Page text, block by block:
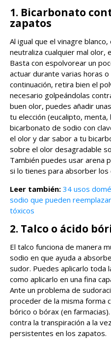
1. Bicarbonato
zapatos
Al igual que el vinagre
neutraliza cualquier mal olor,
Basta con espolvorear un
actuar durante varias horas o
continuación, retira bien el
necesario golpeándolas
buen olor, puedes añadir
tu elección (eucalipto, menta,
bicarbonato de sodio con
el olor y dar sabor a tu
sobre el olor desagradable
También puedes usar arena
si lo tienes para absorber
Leer también: 34 usos
sodio que pueden
tóxicos
2. Talco o ácido
El talco funciona de manera
sodio en que ayuda a
sudor. Puedes aplicarlo toda
como aplicarlo en una fina
Ante un problema de
proceder de la misma forma
bórico o bórax (en
contra la transpiración a la
persistentes en los zapatos.